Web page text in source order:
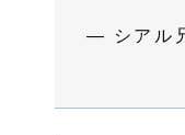
— シアル